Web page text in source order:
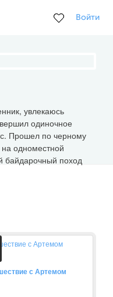
Войти
увлекаюсь
одиночное
Прошел по черному
одноместной
байдарочный поход
с Артемом